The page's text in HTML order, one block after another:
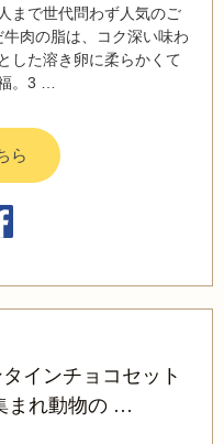
まで世代問わず人気のご
肉の脂は、コク深い味わ
した溶き卵に柔らかくて
。3 …
ら
インチョコセット
まれ動物の …